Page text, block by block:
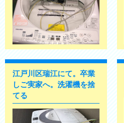
江戸川区瑞江にて。卒業
しご実家へ。洗濯機を捨
てる